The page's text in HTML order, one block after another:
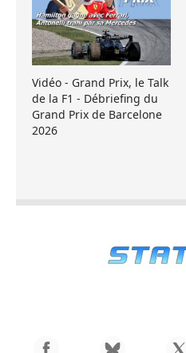
Vidéo - Grand Prix, le Talk
de la F1 - Débriefing du
Grand Prix de Barcelone
2026